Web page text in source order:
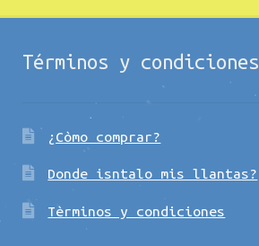
Términos y condiciones
¿Còmo comprar?
Donde isntalo mis llantas?
Tèrminos y condiciones